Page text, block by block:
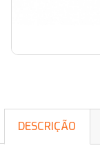
DESCRIÇÃO